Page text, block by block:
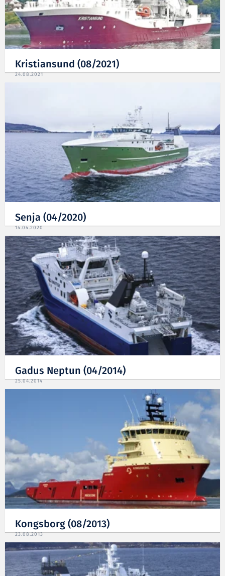
Kristiansund (08/2021)
24.08.2021
Senja (04/2020)
14.04.2020
Gadus Neptun (04/2014)
25.04.2014
Kongsborg (08/2013)
23.08.2013